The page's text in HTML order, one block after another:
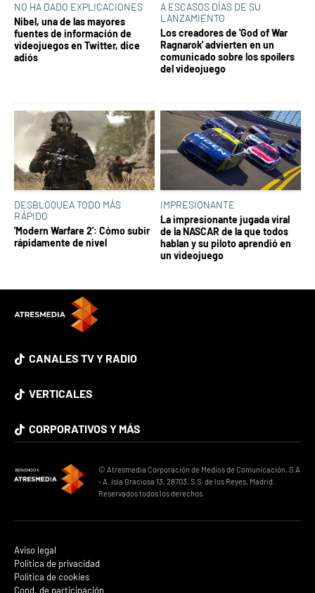
NO HA DADO EXPLICACIONES
Nibel, una de las mayores
fuentes de información de
videojuegos en Twitter, dice
adiós
A ESCASOS DÍAS DE SU
LANZAMIENTO
Los creadores de 'God of War
Ragnarok' advierten en un
comunicado sobre los spoílers
del videojuego
DESBLOQUEA TODO MÁS
RÁPIDO
'Modern Warfare 2': Cómo subir
rápidamente de nivel
IMPRESIONANTE
La impresionante jugada viral
de la NASCAR de la que todos
hablan y su piloto aprendió en
un videojuego
CANALES TV Y RADIO
VERTICALES
CORPORATIVOS Y MÁS
© Atresmedia Corporación de Medios de Comunicación, S.A
- A. Isla Graciosa 13, 28703, S.S. de los Reyes, Madrid.
Reservados todos los derechos
Aviso legal
Política de privacidad
Política de cookies
Cond. de participación